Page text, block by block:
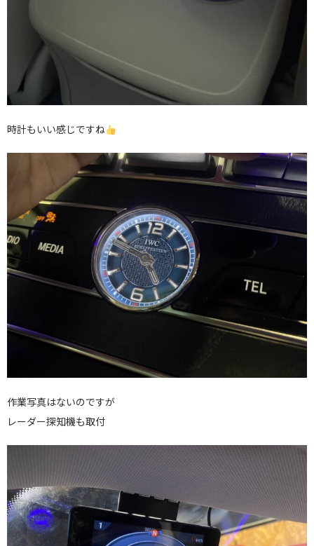
時計もいい感じですね
作業写真はないのですが
レーダー探知機も取付